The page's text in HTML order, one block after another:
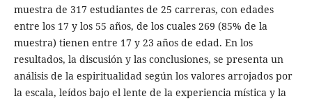
muestra de 317 estudiantes de 25 carreras, con edades
entre los 17 y los 55 años, de los cuales 269 (85% de la
muestra) tienen entre 17 y 23 años de edad. En los
resultados, la discusión y las conclusiones, se presenta un
análisis de la espiritualidad según los valores arrojados por
la escala, leídos bajo el lente de la experiencia mística y la